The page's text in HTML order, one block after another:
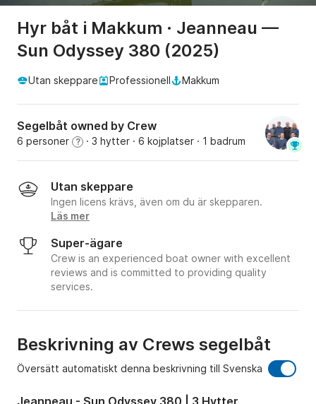
Hyr båt i Makkum · Jeanneau —
Sun Odyssey 380 (2025)
Utan skeppare Professionell Makkum
Segelbåt owned by Crew
6 personer ? · 3 hytter · 6 kojplatser · 1 badrum
Utan skeppare
Ingen licens krävs, även om du är skepparen.
Läs mer
Super-ägare
Crew is an experienced boat owner with excellent
reviews and is committed to providing quality
services.
Beskrivning av Crews segelbåt
Översätt automatiskt denna beskrivning till Svenska